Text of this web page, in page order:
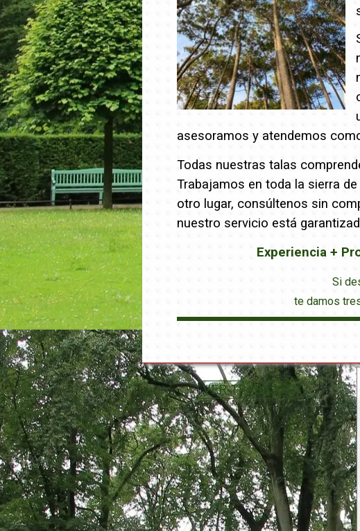
asesoramos y atendemos
Todas nuestras talas
Trabajamos en toda la sierra
otro lugar, consúltenos sin
nuestro servicio está
Experiencia +
Si
te damos
VER TRABAJOS